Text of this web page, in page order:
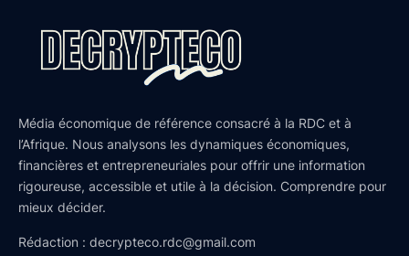
Média économique de référence consacré à la RDC et à
l’Afrique. Nous analysons les dynamiques économiques,
financières et entrepreneuriales pour offrir une information
rigoureuse, accessible et utile à la décision. Comprendre pour
mieux décider.
Rédaction : decrypteco.rdc@gmail.com